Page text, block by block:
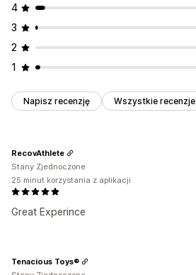
4
3
2
1
Napisz recenzję Wszystkie recenzje
Great Experince
RecovAthlete
Stany Zjednoczone
25 minut korzystania z aplikacji
Tenacious Toys®